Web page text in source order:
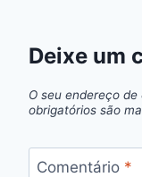
Deixe um
O seu endereço
obrigatórios são
Comentário *